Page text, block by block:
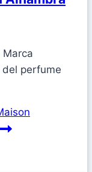
Marca
perfume